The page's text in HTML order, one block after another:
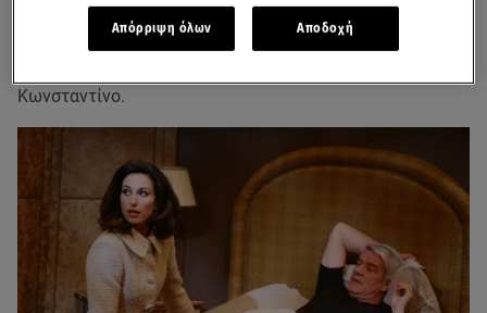
Σε μια σπάνια συνέντευξη στην εφημερίδα On Time η
Ζωή Ναλμπάντημίλησε για την απόφασή της να
Κωνσταντίνο.
Απόρριψη όλων Αποδοχή